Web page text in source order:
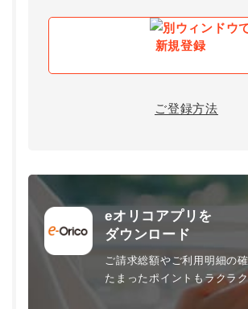
新規登録
ご登録方法
eオリコアプリを
ダウンロード
ご請求総額やご利用明細の
たまったポイントもラクラク